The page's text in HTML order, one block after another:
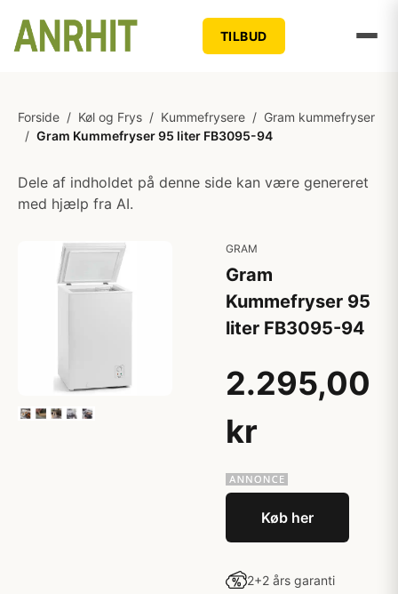
TILBUD
Forside / Køl og Frys / Kummefrysere / Gram kummefryser
/ Gram Kummefryser 95 liter FB3095-94
Dele af indholdet på denne side kan være genereret
med hjælp fra AI.
GRAM
Gram
Kummefryser 95
liter FB3095-94
2.295,00
kr
Køb her
2+2 års garanti